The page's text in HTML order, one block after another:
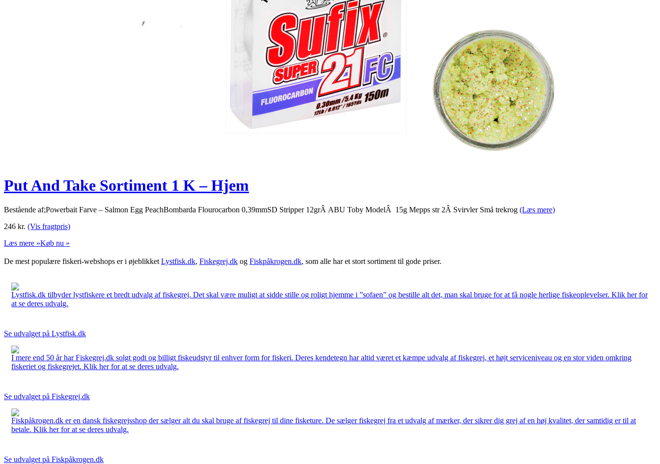
Put And Take Sortiment 1 K – Hjem
Bestående af;Powerbait Farve – Salmon Egg PeachBombarda Flourocarbon 0,39mmSD Stripper 12grÂ ABU Toby ModelÂ 15g Mepps str 2Â Svirvler Små trekrog (Læs mere)
246 kr. (Vis fragtpris)
Læs mere »Køb nu »
De mest populære fiskeri-webshops er i øjeblikket Lystfisk.dk, Fiskegrej.dk og Fiskpåkrogen.dk, som alle har et stort sortiment til gode priser.
Lystfisk.dk tilbyder lystfiskere et bredt udvalg af fiskegrej. Det skal være muligt at sidde stille og roligt hjemme i ”sofaen” og bestille alt det, man skal bruge for at få nogle herlige fiskeoplevelser. Klik her for
at se deres udvalg.
Se udvalget på Lystfisk.dk
I mere end 50 år har Fiskegrej.dk solgt godt og billigt fiskeudstyr til enhver form for fiskeri. Deres kendetegn har altid været et kæmpe udvalg af fiskegrej, et højt serviceniveau og en stor viden omkring
fiskeriet og fiskegrejet. Klik her for at se deres udvalg.
Se udvalget på Fiskegrej.dk
Fiskpåkrogen.dk er en dansk fiskegrejsshop der sælger alt du skal bruge af fiskegrej til dine fisketure. De sælger fiskegrej fra et udvalg af mærker, der sikrer dig grej af en høj kvalitet, der samtidig er til at
betale. Klik her for at se deres udvalg.
Se udvalget på Fiskpåkrogen.dk